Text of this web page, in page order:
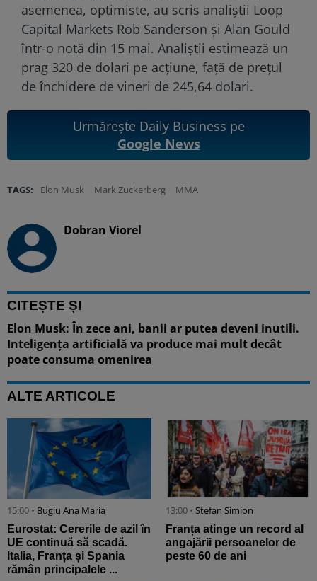
asemenea, optimiste, au scris analiştii Loop
Capital Markets Rob Sanderson şi Alan Gould
într-o notă din 15 mai. Analiştii estimează un
prag 320 de dolari pe acţiune, faţă de preţul
de închidere de vineri de 245,64 dolari.
Urmărește Daily Business pe
Google News
TAGS: Elon Musk Mark Zuckerberg MMA
Dobran Viorel
CITEȘTE ȘI
Elon Musk: În zece ani, banii ar putea deveni inutili.
Inteligența artificială va produce mai mult decât
poate consuma omenirea
ALTE ARTICOLE
15:00 • Bugiu ⁠Ana Maria
Eurostat: Cererile de azil în
UE continuă să scadă.
Italia, Franța și Spania
rămân principalele ...
13:00 • Stefan Simion
Franța atinge un record al
angajării persoanelor de
peste 60 de ani